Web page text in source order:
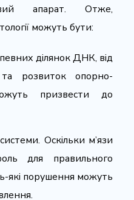
апарат. Отже,
можуть бути:
певних ділянок ДНК, від
розвиток опорно-
призвести до
Оскільки м’язи
для правильного
які порушення можуть